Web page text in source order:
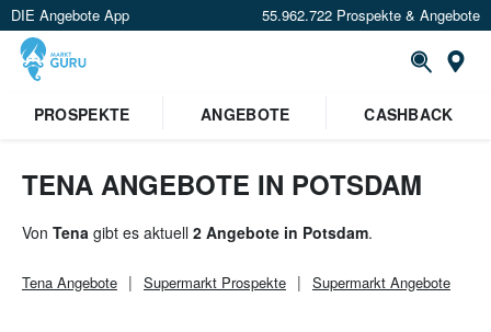
DIE Angebote App 55.962.722 Prospekte & Angebote
PROSPEKTE ANGEBOTE CASHBACK
TENA ANGEBOTE IN POTSDAM
Von Tena gibt es aktuell 2 Angebote in Potsdam.
Tena Angebote Supermarkt Prospekte Supermarkt Angebote